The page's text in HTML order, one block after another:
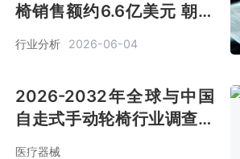
椅销售额约6.6亿美元 朝智
能化、轻量化、定制化发展
[图]
行业分析 2026-06-04
2026-2032年全球与中国
自走式手动轮椅行业调查与
战略咨询报告
医疗器械